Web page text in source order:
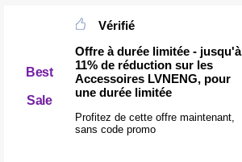
Best
Sale
Vérifié
Offre à durée limitée - jusqu'à
11% de réduction sur les
Accessoires LVNENG, pour
une durée limitée
Profitez de cette offre maintenant,
sans code promo